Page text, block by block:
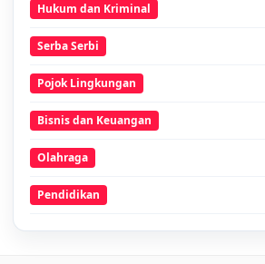
Hukum dan Kriminal
Serba Serbi
Pojok Lingkungan
Bisnis dan Keuangan
Olahraga
Pendidikan